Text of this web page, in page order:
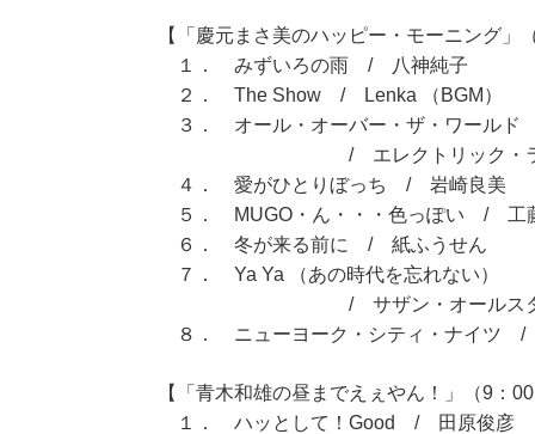
【「慶元まさ美のハッピー・モーニング」
１． みずいろの雨 / 八神純子
２． The Show / Lenka （BGM）
３． オール・オーバー・ザ・ワール
/ エレクトリック・ライト
４． 愛がひとりぼっち / 岩崎良美
５． MUGO・ん・・・色っぽい / 工
６． 冬が来る前に / 紙ふうせん
７． Ya Ya （あの時代を忘れない）
/ サザン・オールスタ
８． ニューヨーク・シティ・ナイツ /
【「青木和雄の昼までえぇやん！」（9：
１． ハッとして！Good / 田原俊彦